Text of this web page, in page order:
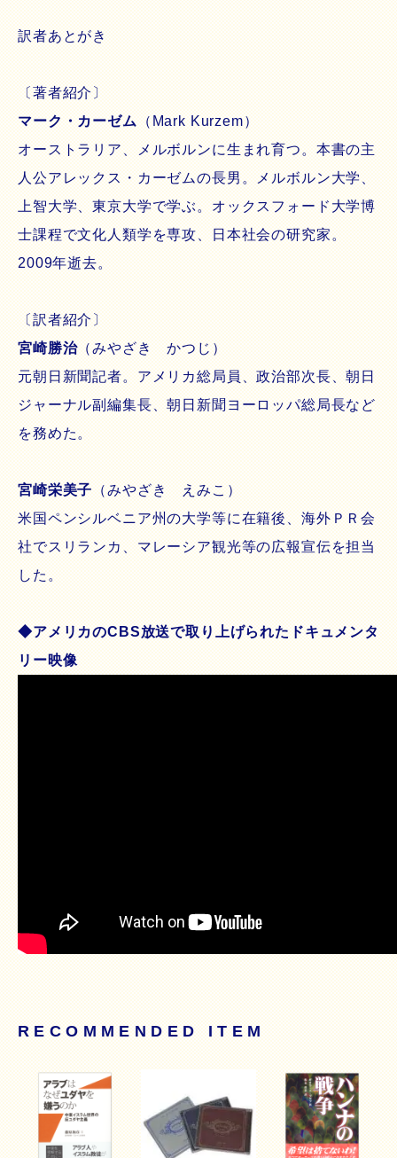
訳者あとがき
〔著者紹介〕
マーク・カーゼム（Mark Kurzem）
オーストラリア、メルボルンに生まれ育つ。本書の主
人公アレックス・カーゼムの長男。メルボルン大学、
上智大学、東京大学で学ぶ。オックスフォード大学博
士課程で文化人類学を専攻、日本社会の研究家。
2009年逝去。
〔訳者紹介〕
宮崎勝治（みやざき かつじ）
元朝日新聞記者。アメリカ総局員、政治部次長、朝日
ジャーナル副編集長、朝日新聞ヨーロッパ総局長など
を務めた。
宮崎栄美子（みやざき えみこ）
米国ペンシルベニア州の大学等に在籍後、海外ＰＲ会
社でスリランカ、マレーシア観光等の広報宣伝を担当
した。
◆アメリカのCBS放送で取り上げられたドキュメンタ
リー映像
RECOMMENDED ITEM